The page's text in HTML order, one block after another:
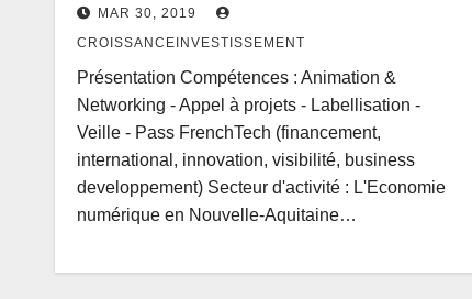
MAR 30, 2019
CROISSANCEINVESTISSEMENT
Présentation Compétences : Animation &
Networking - Appel à projets - Labellisation -
Veille - Pass FrenchTech (financement,
international, innovation, visibilité, business
developpement) Secteur d'activité : L'Economie
numérique en Nouvelle-Aquitaine…